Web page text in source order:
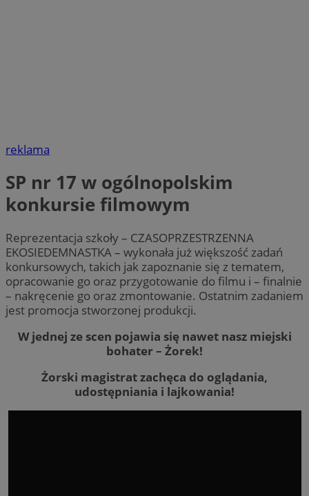
reklama
SP nr 17 w ogólnopolskim
konkursie filmowym
Reprezentacja szkoły – CZASOPRZESTRZENNA
EKOSIEDEMNASTKA – wykonała już większość zadań
konkursowych, takich jak zapoznanie się z tematem,
opracowanie go oraz przygotowanie do filmu i – finalnie
– nakręcenie go oraz zmontowanie. Ostatnim zadaniem
jest promocja stworzonej produkcji.
W jednej ze scen pojawia się nawet nasz miejski
bohater – Żorek!
Żorski magistrat zachęca do oglądania,
udostępniania i lajkowania!